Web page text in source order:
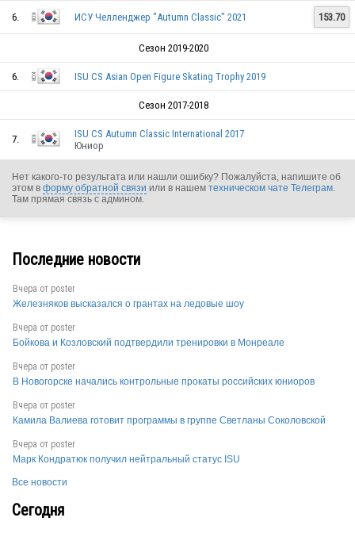
KOR
6. ИСУ Челленджер "Autumn Classic" 2021 153.70
Сезон 2019-2020
6. ISU CS Asian Open Figure Skating Trophy 2019
Сезон 2017-2018
7.
ISU CS Autumn Classic International 2017
Юниор
Нет какого-то результата или нашли ошибку? Пожалуйста, напишите об
этом в форму обратной связи или в нашем техническом чате Телеграм
Там прямая связь с админом.
Последние новости
Вчера от poster
Железняков высказался о грантах на ледовые шоу
Вчера от poster
Бойкова и Козловский подтвердили тренировки в Монреале
Вчера от poster
В Новогорске начались контрольные прокаты российских юниоров
Вчера от poster
Камила Валиева готовит программы в группе Светланы Соколовской
Вчера от poster
Марк Кондратюк получил нейтральный статус ISU
Все новости
Сегодня